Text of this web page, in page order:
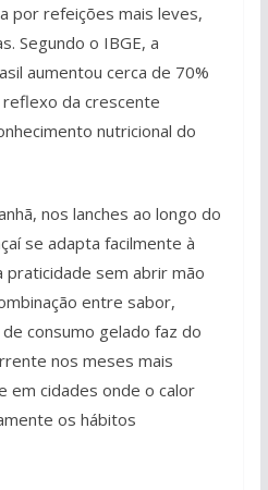
por refeições mais leves,
Segundo o IBGE, a
aumentou cerca de 70%
da crescente
nutricional do
nos lanches ao longo do
se adapta facilmente à
sem abrir mão
entre sabor,
consumo gelado faz do
nos meses mais
em cidades onde o calor
os hábitos